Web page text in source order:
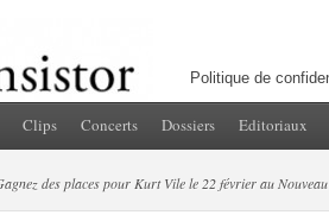
Politique de
Clips Concerts Dossiers Editoriaux
des places pour Kurt Vile le 22 février au